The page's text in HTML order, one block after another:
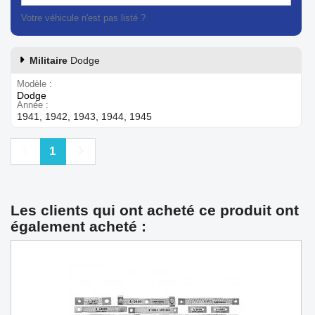
Votre véhicule n'est pas listé ?
Militaire Dodge
Modèle
Dodge
Année
1941, 1942, 1943, 1944, 1945
Précédent
1
Les clients qui ont acheté ce produit ont
également acheté :